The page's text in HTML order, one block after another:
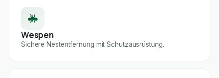
Wespen
Sichere Nestentfernung mit Schutzausrüstung.